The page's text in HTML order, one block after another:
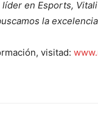
en Esports,
la
visitad: